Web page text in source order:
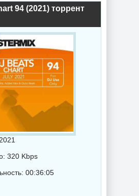
94 (2021) торрент
320 Kbps
00:36:05